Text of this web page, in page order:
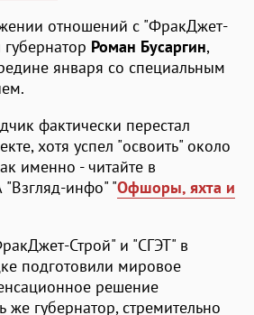
отношений с "ФракДжет-
Роман Бусаргин,
января со специальным
фактически перестал
хотя успел "освоить" около
именно - читайте в
инфо" "Офшоры, яхта и
Строй" и "СГЭТ" в
подготовили мировое
решение
же губернатор, стремительно